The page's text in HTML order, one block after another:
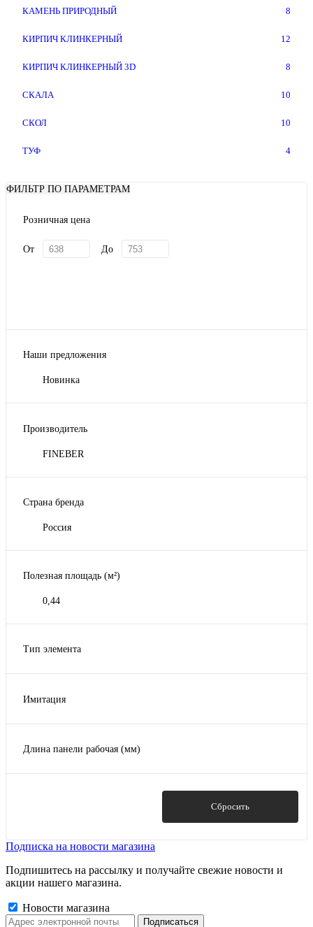
КАМЕНЬ ПРИРОДНЫЙ 8
КИРПИЧ КЛИНКЕРНЫЙ 12
КИРПИЧ КЛИНКЕРНЫЙ 3D 8
СКАЛА 10
СКОЛ 10
ТУФ 4
ФИЛЬТР ПО ПАРАМЕТРАМ
Розничная цена
От До
Наши предложения
Новинка
Производитель
FINEBER
Страна бренда
Россия
Полезная площадь (м²)
0,44
Тип элемента
Имитация
Длина панели рабочая (мм)
Сбросить
Подписка на новости магазина
Подпишитесь на рассылку и получайте свежие новости и
акции нашего магазина.
Новости магазина